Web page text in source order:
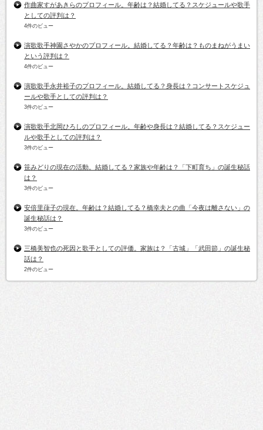
作曲家すがあきらのプロフィール。年齢は？結婚してる？スケジュールや歌手
としての評判は？
4件のビュー
演歌歌手神園さやかのプロフィール。結婚してる？年齢は？ものまねがうまい
という評判は？
4件のビュー
演歌歌手永井裕子のプロフィール。結婚してる？身長は？コンサートスケジュ
ールや歌手としての評判は？
3件のビュー
演歌歌手北岡ひろしのプロフィール。年齢や身長は？結婚してる？スケジュー
ルや歌手としての評判は？
3件のビュー
笹みどりの現在の活動。結婚してる？家族や年齢は？「下町育ち」の誕生秘話
は？
3件のビュー
安倍里葎子の現在。年齢は？結婚してる？橋幸夫との曲「今夜は離さない」の
誕生秘話は？
3件のビュー
三橋美智也の死因と歌手としての評価。家族は？「古城」「武田節」の誕生秘
話は？
2件のビュー